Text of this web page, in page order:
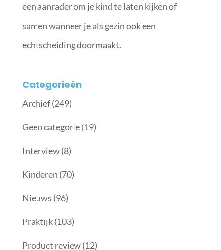
een aanrader om je kind te laten kijken of
samen wanneer je als gezin ook een
echtscheiding doormaakt.
Categorieën
Archief(249)
Geen categorie(19)
Interview(8)
Kinderen (70)
Nieuws (96)
Praktijk(103)
Product review(12)